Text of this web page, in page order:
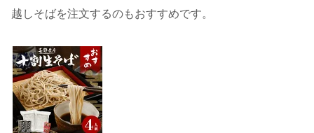
越しそばを注文するのもおすすめです。